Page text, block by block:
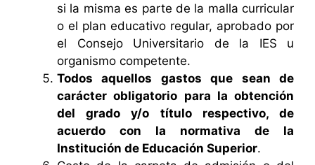
si la misma es parte de la malla curricular
o el plan educativo regular, aprobado por
el Consejo Universitario de la IES u
organismo competente.
Todos aquellos gastos que sean de
carácter obligatorio para la obtención
del grado y/o título respectivo, de
acuerdo con la normativa de la
Institución de Educación Superior.